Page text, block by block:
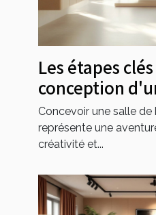
Les étapes
conception
bain sur
Concevoir une salle de
représente une
créativité et...